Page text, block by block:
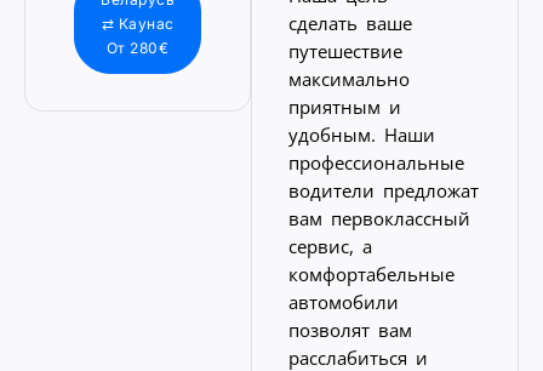
⇄ Каунас
От 280€
сделать ваше
путешествие
максимально
приятным и
удобным. Наши
профессиональные
водители предложат
вам первоклассный
сервис, а
комфортабельные
автомобили
позволят вам
расслабиться и